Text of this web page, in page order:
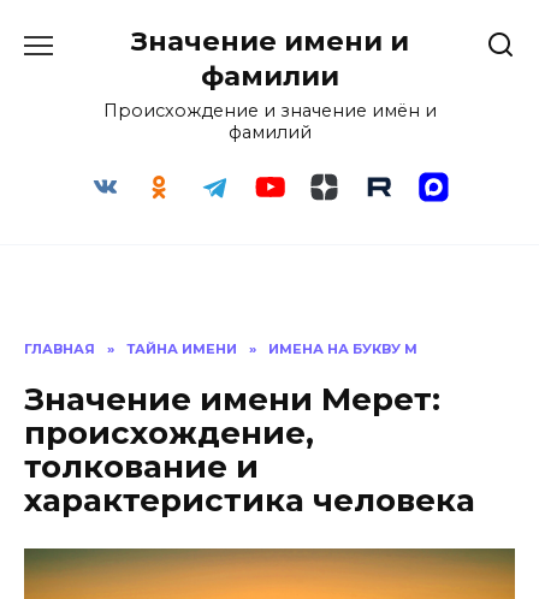
Значение имени и
фамилии
Происхождение и значение имён и
фамилий
ГЛАВНАЯ » ТАЙНА ИМЕНИ » ИМЕНА НА БУКВУ М
Значение имени Мерет:
происхождение,
толкование и
характеристика человека